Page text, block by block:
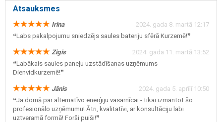
Atsauksmes
Irina
2024. gada 8. martā 12:17
❝Labs pakalpojumu sniedzējs saules bateriju sfērā Kurzemē!❞
Zigis
2024. gada 11. martā 13:52
❝Labākais saules paneļu uzstādīšanas uzņēmums
Dienvidkurzemē!❞
Jānis
2024. gada 5. aprīlī 10:50
❝Ja domā par alternatīvo enerģiju vasarnīcai - tikai izmantot šo
profesionālo uzņēmumu! Ātri, kvalitatīvi, ar konsultāciju labi
uztveramā formā! Forši puiši!❞